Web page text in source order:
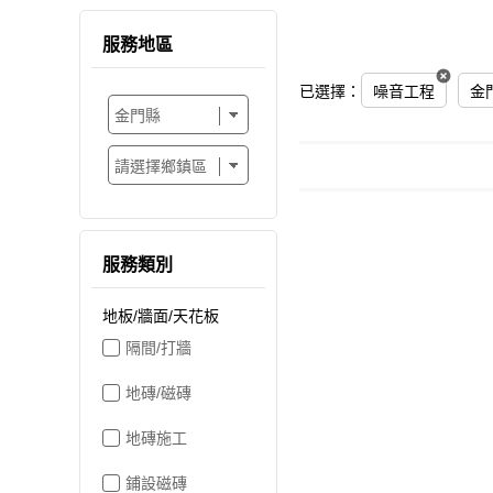
已選擇： 噪音工程 金
服務地區
服務類別
地板/牆面/天花板
隔間/打牆
地磚/磁磚
地磚施工
鋪設磁磚